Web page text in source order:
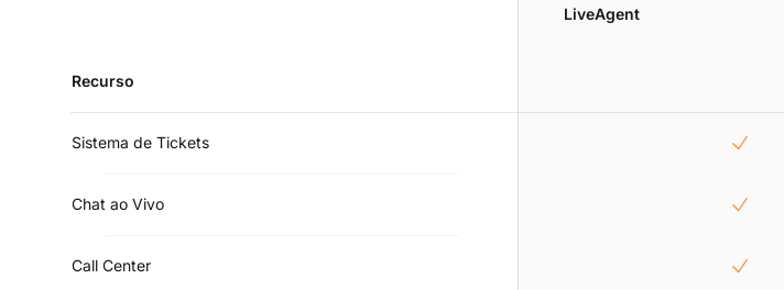
LiveAgent
Recurso
Sistema de Tickets
Chat ao Vivo
Call Center